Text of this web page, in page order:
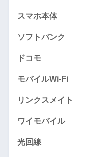
スマホ本体
ソフトバンク
ドコモ
モバイルWi-Fi
リンクスメイト
ワイモバイル
光回線